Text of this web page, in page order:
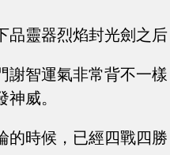
品靈器烈焰封光劍之
謝智運氣非常背不一
神威。
的時候，已經四戰四